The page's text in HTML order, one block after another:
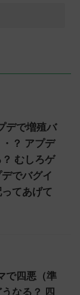
デで増殖バ
？ アプデ
むしろゲ
でバグイ
てあげて
で四悪（準
なる？ 四